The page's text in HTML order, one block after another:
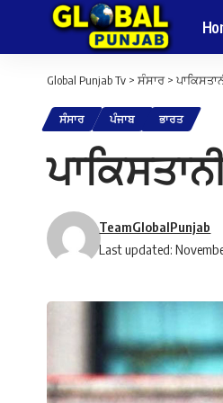
Global Punjab Tv > ਸੰਸਾਰ>
ਸੰਸਾਰ ਪੰਜਾਬ ਭਾਰਤ
Last updated:
TeamGlobalPunjab